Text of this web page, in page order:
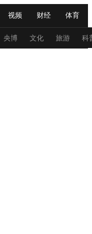
视频 财经 体育
央视快评 习式妙语
听音 微视频 主持人
央博 文化 旅游 科